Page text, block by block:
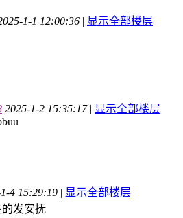
1-1 12:00:36 | 显示全部楼层
2025-1-2 15:35:17 | 显示全部楼层
4 15:29:19 | 显示全部楼层
发安抚